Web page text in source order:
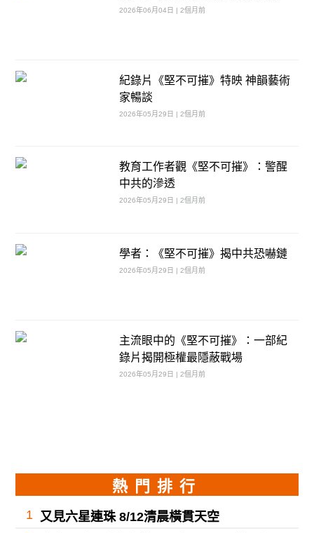
2026年06月04日 | 2個月前
紀錄片《堅不可摧》特映 神韻藝術
家暢談
2026年05月29日 | 2個月前
教育工作者觀《堅不可摧》：警醒
中共的滲透
2026年05月29日 | 2個月前
學者：《堅不可摧》揭中共恐嚇鏈
2026年05月29日 | 2個月前
主流眼中的《堅不可摧》：一部紀
錄片揭開極權最隱蔽戰場
2026年05月29日 | 2個月前
熱門排行
1 又見六星連珠 8/12清晨橫貫天空